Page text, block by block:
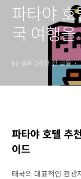
파타야
국 여행
by 숲속 2시간 전 금융
파타야 호텔 추
이드
태국의 대표적인 관광